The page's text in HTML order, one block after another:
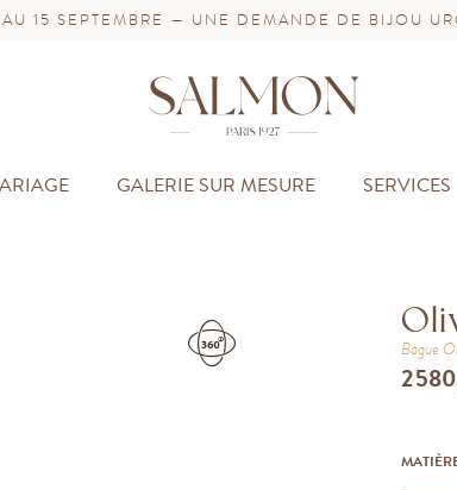
15 SEPTEMBRE — UNE DEMANDE DE BIJOU
GALERIE SUR MESURE SERVICES
Bague
2